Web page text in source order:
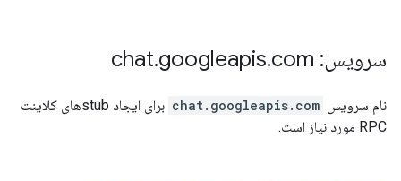
سرویس: chat .googleapis.com
نام سرویس chat.googleapis.com
برای ایجاد stubهای کلاینت
RPC مورد نیاز است.